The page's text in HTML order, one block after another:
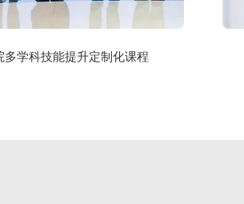
多学科技能提升定制化课程